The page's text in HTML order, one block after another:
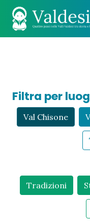
Filtra per
Val Chisone
Tradizioni